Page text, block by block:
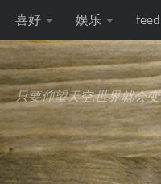
喜好 娱乐 feed
只要仰望天空,世界就会